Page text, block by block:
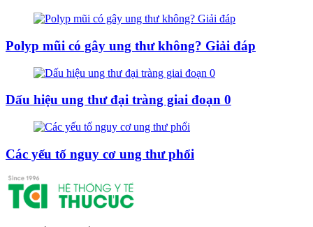
Polyp mũi có gây ung thư không? Giải đáp
Dấu hiệu ung thư đại tràng giai đoạn 0
Các yếu tố nguy cơ ung thư phổi